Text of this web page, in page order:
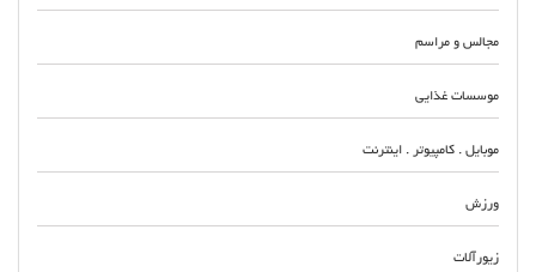
مجالس و مراسم
موسسات غذایی
موبایل . کامپیوتر . اینترنت
ورزش
زیورآلات